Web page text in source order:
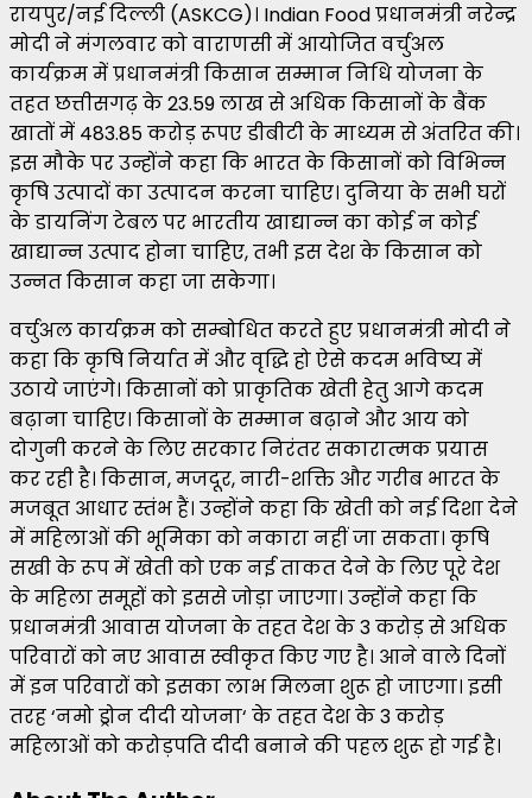
रायपुर/नई दिल्ली (ASKCG)। Indian Food प्रधानमंत्री नरेन्द्र
मोदी ने मंगलवार को वाराणसी में आयोजित वर्चुअल
कार्यक्रम में प्रधानमंत्री किसान सम्मान निधि योजना के
तहत छत्तीसगढ़ के 23.59 लाख से अधिक किसानों के बैंक
खातों में 483.85 करोड़ रूपए डीबीटी के माध्यम से अंतरित की।
इस मौके पर उन्होंने कहा कि भारत के किसानों को विभिन्न
कृषि उत्पादों का उत्पादन करना चाहिए। दुनिया के सभी घरों
के डायनिंग टेबल पर भारतीय खाद्यान्न का कोई न कोई
खाद्यान्न उत्पाद होना चाहिए, तभी इस देश के किसान को
उन्नत किसान कहा जा सकेगा।
वर्चुअल कार्यक्रम को सम्बोधित करते हुए प्रधानमंत्री मोदी ने
कहा कि कृषि निर्यात में और वृद्धि हो ऐसे कदम भविष्य में
उठाये जाएंगे। किसानों को प्राकृतिक खेती हेतु आगे कदम
बढ़ाना चाहिए। किसानों के सम्मान बढ़ाने और आय को
दोगुनी करने के लिए सरकार निरंतर सकारात्मक प्रयास
कर रही है। किसान, मजदूर, नारी-शक्ति और गरीब भारत के
मजबूत आधार स्तंभ हैं। उन्होंने कहा कि खेती को नई दिशा देने
में महिलाओं की भूमिका को नकारा नहीं जा सकता। कृषि
सखी के रूप में खेती को एक नई ताकत देने के लिए पूरे देश
के महिला समूहों को इससे जोड़ा जाएगा। उन्होंने कहा कि
प्रधानमंत्री आवास योजना के तहत देश के 3 करोड़ से अधिक
परिवारों को नए आवास स्वीकृत किए गए है। आने वाले दिनों
में इन परिवारों को इसका लाभ मिलना शुरू हो जाएगा। इसी
तरह ‘नमो ड्रोन दीदी योजना‘ के तहत देश के 3 करोड़
महिलाओं को करोड़पति दीदी बनाने की पहल शुरू हो गई है।